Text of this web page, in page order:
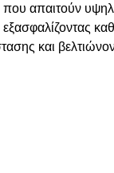
απαιτούν
και